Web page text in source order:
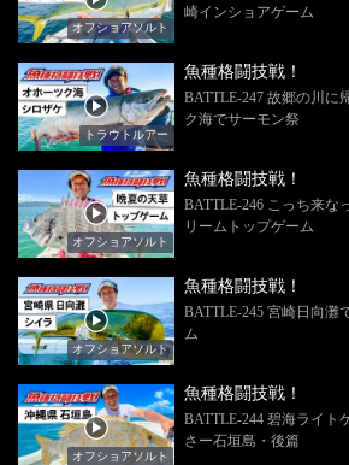
オフショアソルト
崎インショアゲーム
トラウトルアー
魚種格闘技戦！
BATTLE-247 故郷の川に
ク海でサーモン祭
オフショアソルト
魚種格闘技戦！
BATTLE-246 こっち来な
リームトップゲーム
オフショアソルト
魚種格闘技戦！
BATTLE-245 宮崎日向灘
ム
オフショアソルト
魚種格闘技戦！
BATTLE-244 碧海ライト
さー石垣島・後篇